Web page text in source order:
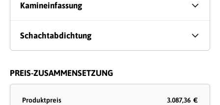
Kamineinfassung
Schachtabdichtung
PREIS-ZUSAMMENSETZUNG
Produktpreis
3.087,36 €